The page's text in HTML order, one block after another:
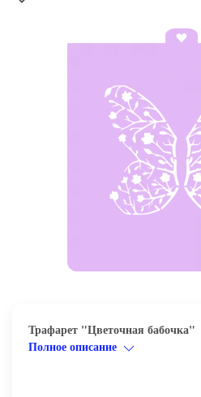
Трафарет "Цветочная бабочка"
Полное описание